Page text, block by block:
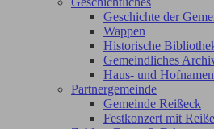
Geschichte der
Wappen
Historische
Gemeindliches
Haus- und
Partnergemeinde
Gemeinde Reißeck
Festkonzert mit